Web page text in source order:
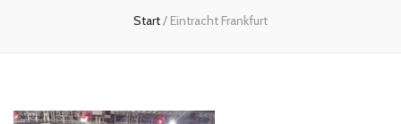
Start/ Eintracht Frankfurt